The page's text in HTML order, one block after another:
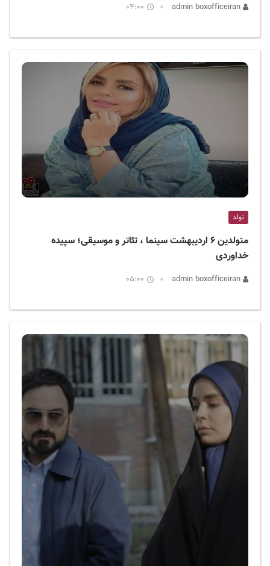
04:00
تولد
متولدین ۶ اردیبهشت سینما ، تئاتر و موسیقی؛ سپیده
خداوردی
05:00